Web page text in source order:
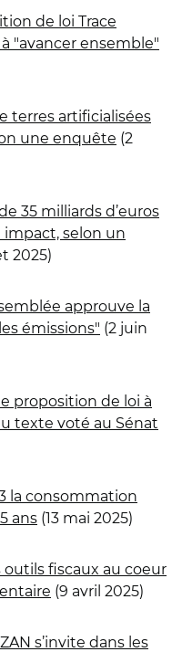
de loi Trace
"avancer ensemble"
terres artificialisées
une enquête (2
35 milliards d’euros
impact, selon un
2025)
approuve la
émissions" (2 juin
proposition de loi à
texte voté au Sénat
la consommation
ans (13 mai 2025)
fiscaux au coeur
(9 avril 2025)
s’invite dans les